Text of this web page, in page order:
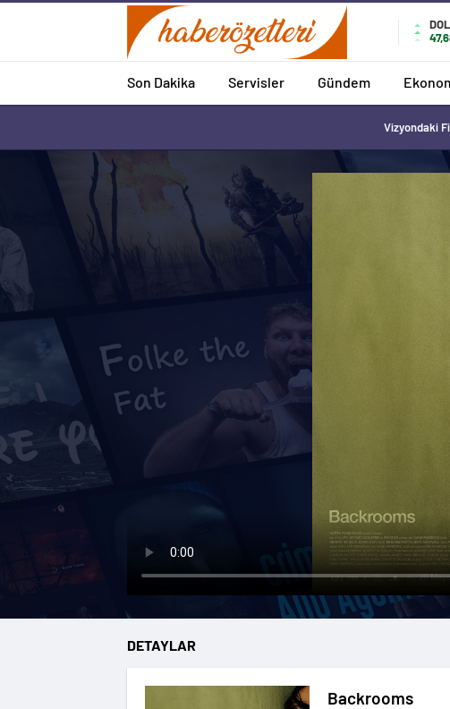
Son Dakika Servisler Gündem
Vizyondaki
DETAYLAR
Backrooms